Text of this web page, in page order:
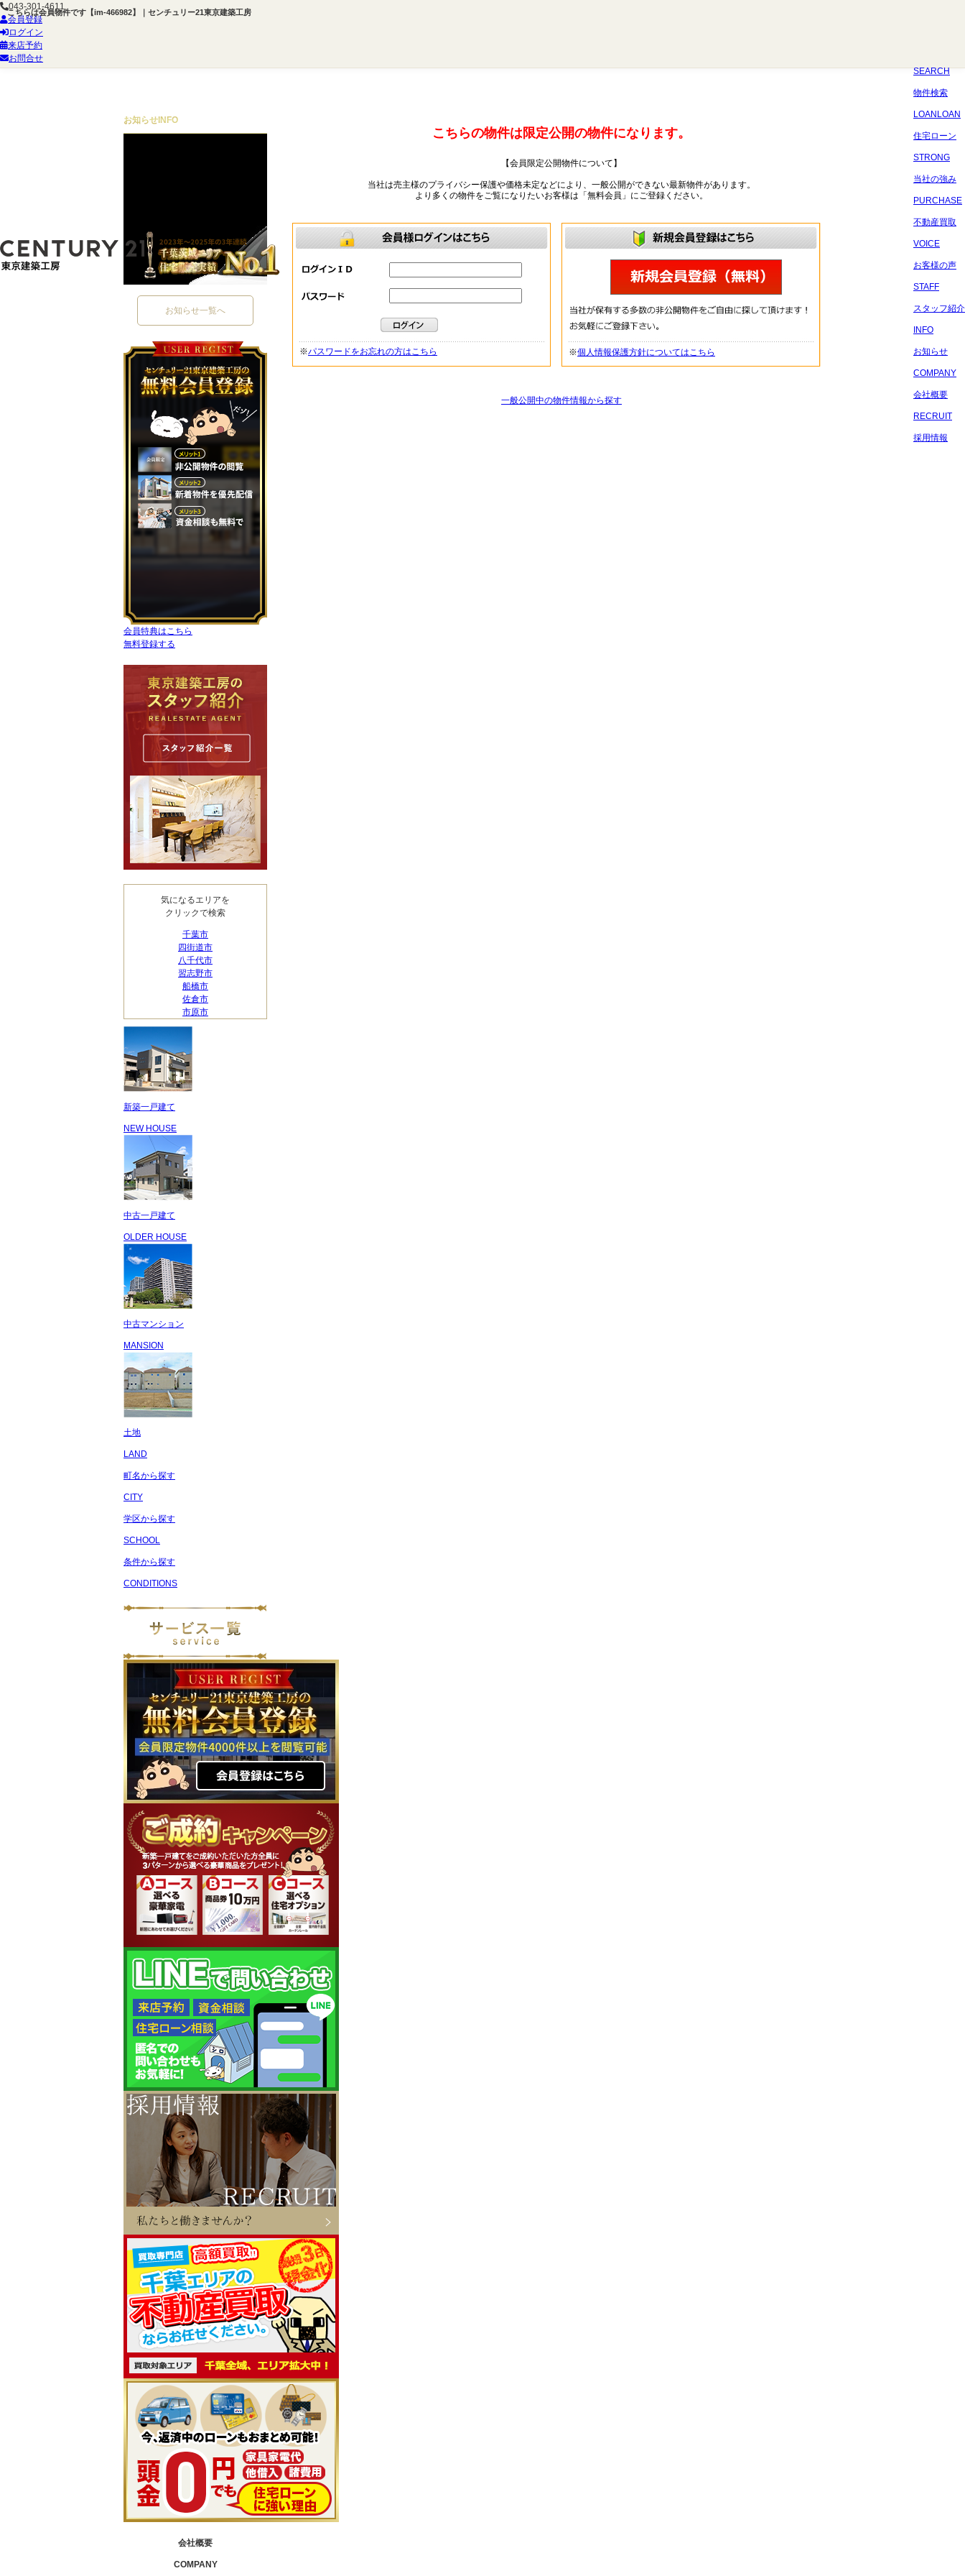
こちらは会員物件です【im-466982】｜センチュリー21東京建築工房
043-301-4611
会員登録
ログイン
来店予約
お問合せ
SEARCH
物件検索
LOANLOAN
住宅ローン
STRONG
当社の強み
PURCHASE
不動産買取
VOICE
お客様の声
STAFF
スタッフ紹介
INFO
お知らせ
COMPANY
会社概要
RECRUIT
採用情報
こちらの物件は限定公開の物件になります。
【会員限定公開物件について】
当社は売主様のプライバシー保護や価格未定などにより、一般公開ができない最新物件があります。
より多くの物件をご覧になりたいお客様は「無料会員」にご登録ください。
※パスワードをお忘れの方はこちら ※個人情報保護方針についてはこちら
一般公開中の物件情報から探す
お知らせ INFO
お知らせ一覧へ
会員特典はこちら
無料登録する
気になるエリアを
クリックで検索
千葉市
四街道市
八千代市
習志野市
船橋市
佐倉市
市原市
新築一戸建て
NEW HOUSE
中古一戸建て
OLDER HOUSE
中古マンション
MANSION
土地
LAND
町名から探す
CITY
学区から探す
SCHOOL
条件から探す
CONDITIONS
会社概要
COMPANY